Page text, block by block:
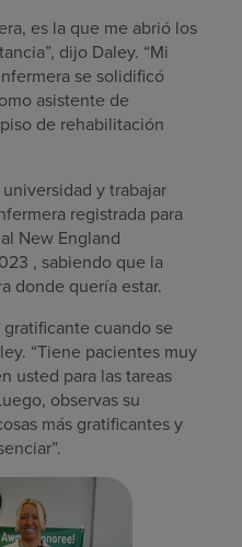
es la que me abrió los
dijo Daley. “Mi
se solidificó
asistente de
de rehabilitación
y trabajar
registrada para
New England
, sabiendo que la
donde quería estar.
cuando se
“Tiene pacientes muy
usted para las tareas
observas su
más gratificantes y